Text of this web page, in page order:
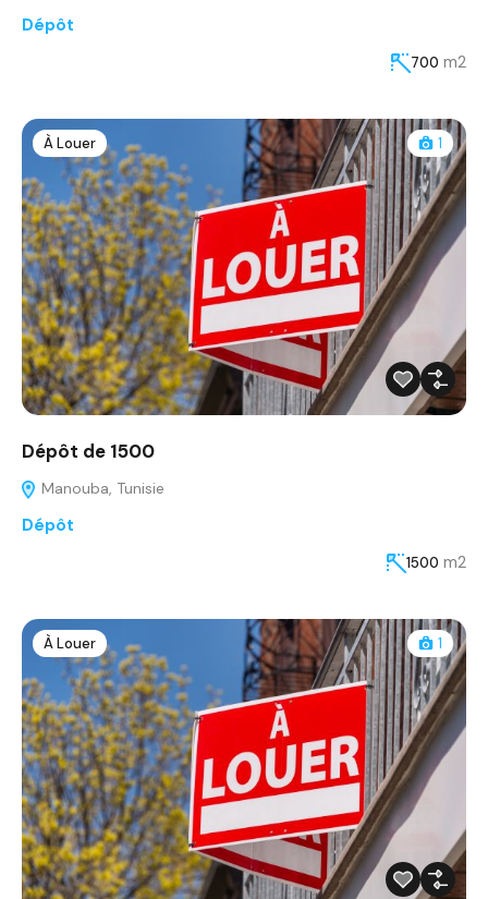
Dépôt
700 m2
À Louer 1
Dépôt de 1500
Manouba, Tunisie
Dépôt
1500 m2
À Louer 1